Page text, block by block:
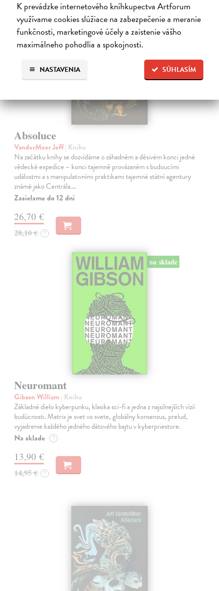
K prevádzke internetového kníhkupectva Artforum
využívame cookies slúžiace na zabezpečenie a meranie
funkčnosti, marketingové účely a zaistenie vášho
maximálneho pohodlia a spokojnosti.
SÚHLASÍM
NASTAVENIA
Absoluce
VanderMeer Jeff| Kniha
Na začátku knihy se dozvídáme o záhadném a děsivém konci jedné
vědecké expedice – konci tajemně provázaném s budoucími
událostmi a s manipulativními praktikami tajemné státní agentury
známé jako Centrála.…
Zasielame do 12 dní
26,70 €
28,10 € ?
na sklade
Neuromant
Gibson William | Kniha
Základné dielo kyberpunku, klasika sci-fi a jedna z najsilnejších vízií
budúcnosti. Matrix je svet vo svete, globálny konsenzus, prelud,
vyjadrenie každého jedného dátového bajtu v kyberpriestore.
Na sklade ?
13,90 €
14,95 € ?